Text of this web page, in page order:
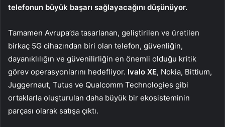
telefonun büyük başarı sağlayacağını düşünüyor.
Tamamen Avrupa’da tasarlanan, geliştirilen ve üretilen
birkaç 5G cihazından biri olan telefon, güvenliğin,
dayanıklılığın ve güvenilirliğin en önemli olduğu kritik
görev operasyonlarını hedefliyor. Ivalo XE, Nokia, Bittium,
Juggernaut, Tutus ve Qualcomm Technologies gibi
ortaklarla oluşturulan daha büyük bir ekosisteminin
parçası olarak satışa çıktı.